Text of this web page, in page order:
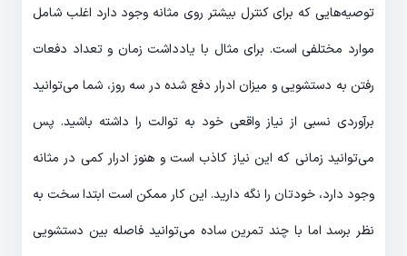
توصیه‌هایی که برای کنترل بیشتر روی مثانه وجود دارد اغلب شامل
موارد مختلفی است. برای مثال با یادداشت زمان و تعداد دفعات
رفتن به دستشویی و میزان ادرار دفع شده در سه روز، شما می‌توانید
برآوردی نسبی از نیاز واقعی خود به توالت را داشته باشید. پس
می‌توانید زمانی که این نیاز کاذب است و هنوز ادرار کمی در مثانه
وجود دارد، خودتان را نگه دارید. این کار ممکن است ابتدا سخت به
‌نظر برسد اما با چند تمرین ساده می‌توانید فاصله بین دستشویی